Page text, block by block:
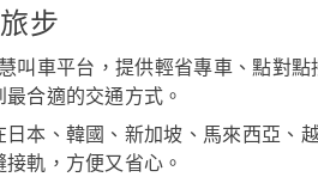
步
叫車平台，提供輕省專車、點對
合適的交通方式。
本、韓國、新加坡、馬來西亞、
軌，方便又省心。